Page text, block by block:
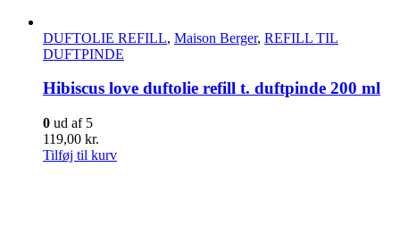
DUFTOLIE REFILL, Maison Berger, REFILL TIL
DUFTPINDE
Hibiscus love duftolie refill t. duftpinde 200 ml
0 ud af 5
119,00 kr.
Tilføj til kurv